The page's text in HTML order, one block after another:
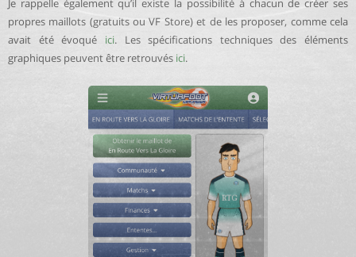
Je rappelle également qu’il existe la possibilité à chacun de créer ses
propres maillots (gratuits ou VF Store) et de les proposer, comme cela
avait été évoqué ici. Les spécifications techniques des éléments
graphiques peuvent être retrouvés ici.